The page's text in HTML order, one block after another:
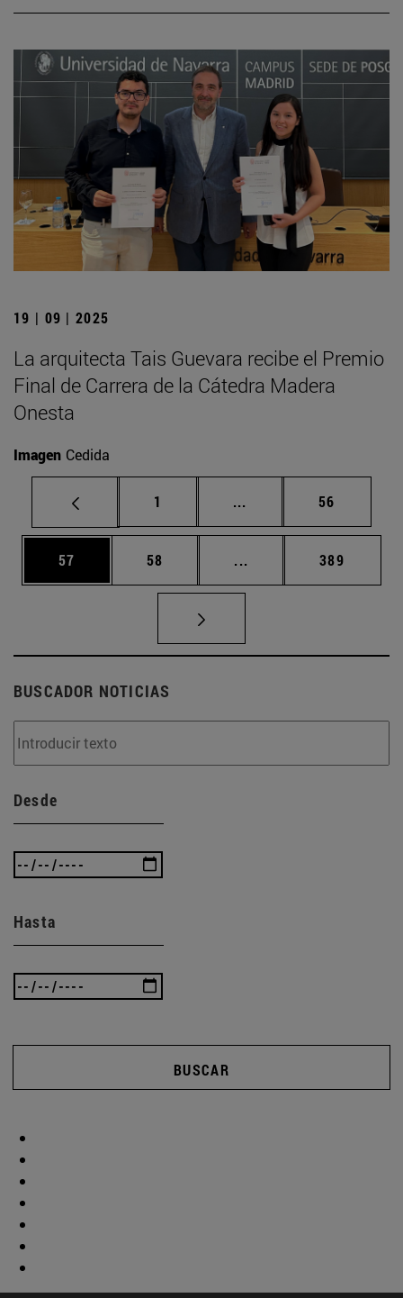
19 | 09 | 2025
La arquitecta Tais Guevara recibe el Premio
Final de Carrera de la Cátedra Madera
Onesta
Imagen Cedida
Página
1 ... Páginas intermedias
Página
56
Página
57 Página
58 ... Páginas intermedias
Página
389
BUSCADOR NOTICIAS
Desde
Hasta
BUSCAR